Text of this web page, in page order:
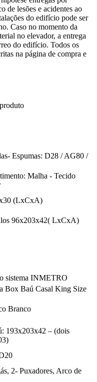
de lesões e acidentes ao
do edifício pode ser
Caso no momento da
no elevador, a entrega
do edifício. Todos os
na página de compra e
Espumas: D28 / AG80 /
Malha - Tecido
(LxCxA)
96x203x42( LxCxA)
sistema INMETRO
Box Baú Casal King Size
Branco
193x203x42 – (dois
2- Puxadores, Arco de